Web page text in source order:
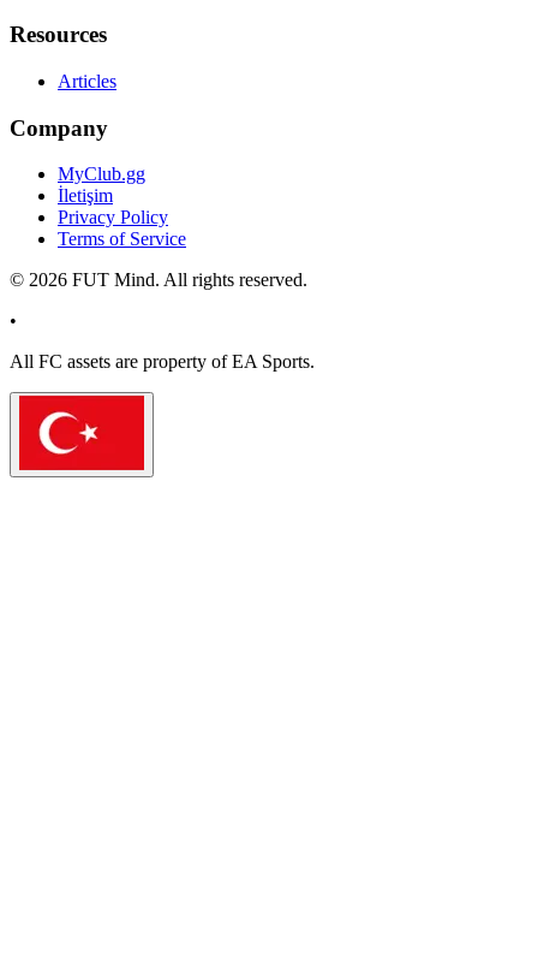
Resources
Articles
Company
MyClub.gg
İletişim
Privacy Policy
Terms of Service
© 2026 FUT Mind. All rights reserved.
•
All FC assets are property of EA Sports.